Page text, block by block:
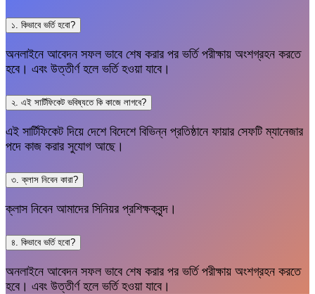
১. কিভাবে ভর্তি হবো?
অনলাইনে আবেদন সফল ভাবে শেষ করার পর ভর্তি পরীক্ষায় অংশগ্রহন করতে
হবে। এবং উত্তীর্ণ হলে ভর্তি হওয়া যাবে।
২. এই সার্টিফিকেট ভবিষ্যতে কি কাজে লাগবে?
এই সার্টিফিকেট দিয়ে দেশে বিদেশে বিভিন্ন প্রতিষ্ঠানে ফায়ার সেফটি ম্যানেজার
পদে কাজ করার সুযোগ আছে।
৩. ক্লাস নিবেন কারা?
ক্লাস নিবেন আমাদের সিনিয়র প্রশিক্ষকবৃন্দ।
৪. কিভাবে ভর্তি হবো?
অনলাইনে আবেদন সফল ভাবে শেষ করার পর ভর্তি পরীক্ষায় অংশগ্রহন করতে
হবে। এবং উত্তীর্ণ হলে ভর্তি হওয়া যাবে।